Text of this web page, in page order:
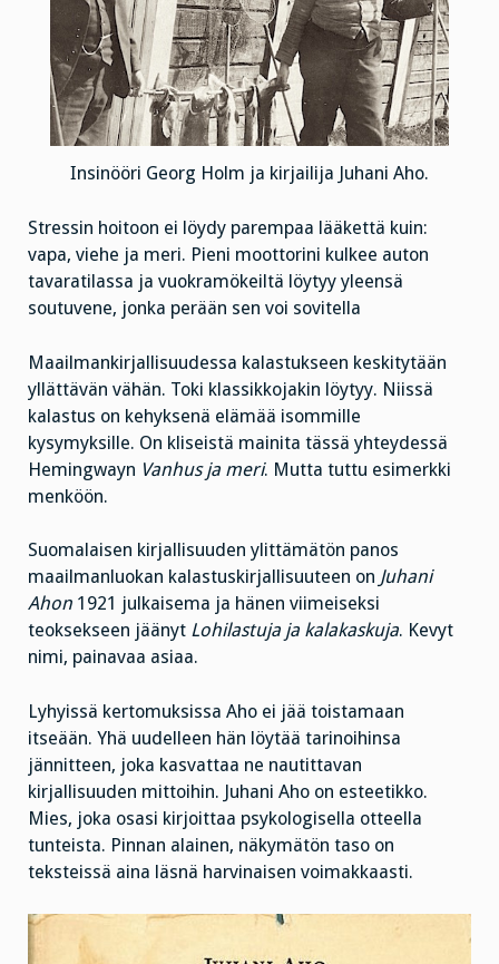
Insinööri Georg Holm ja kirjailija Juhani Aho.
Stressin hoitoon ei löydy parempaa lääkettä kuin:
vapa, viehe ja meri. Pieni moottorini kulkee auton
tavaratilassa ja vuokramökeiltä löytyy yleensä
soutuvene, jonka perään sen voi sovitella
Maailmankirjallisuudessa kalastukseen keskitytään
yllättävän vähän. Toki klassikkojakin löytyy. Niissä
kalastus on kehyksenä elämää isommille
kysymyksille. On kliseistä mainita tässä yhteydessä
Hemingwayn Vanhus ja meri. Mutta tuttu esimerkki
menköön.
Suomalaisen kirjallisuuden ylittämätön panos
maailmanluokan kalastuskirjallisuuteen on Juhani
Ahon 1921 julkaisema ja hänen viimeiseksi
teoksekseen jäänyt Lohilastuja ja kalakaskuja. Kevyt
nimi, painavaa asiaa.
Lyhyissä kertomuksissa Aho ei jää toistamaan
itseään. Yhä uudelleen hän löytää tarinoihinsa
jännitteen, joka kasvattaa ne nautittavan
kirjallisuuden mittoihin. Juhani Aho on esteetikko.
Mies, joka osasi kirjoittaa psykologisella otteella
tunteista. Pinnan alainen, näkymätön taso on
teksteissä aina läsnä harvinaisen voimakkaasti.